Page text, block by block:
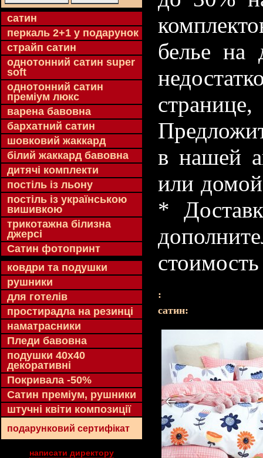
cатин
перкаль 2+1 у подарунок
страйп сатин
однотонний сатин super
soft
однотонний сатин
преміум люкс
варена бавовна
бархатний сатин
шовковий жаккард
білий жаккард бавовна
дитячі комплекти
постіль із льону
постіль із українською
вишивкою
трикотажна білизна
джерсі
Сатин фотопринт
ковдри та подушки
рушники
для готелів
простирадла на резинці
наматрасники
Пледи бавовна
подушки 40х40
декоративні
Покривала -50%
Сатин преміум, рушники
штучні квіти композиції
подарунковий сертифікат
написати директору
белье на
в нашей
или
*
:
cатин: